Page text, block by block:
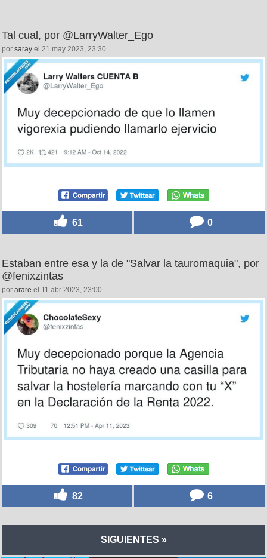
Tal cual, por @LarryWalter_Ego
por saray el 21 may 2023, 23:30
61 0
Estaban entre esa y la de "Salvar la tauromaquia", por
@fenixzintas
por arare el 11 abr 2023, 23:00
82 6
SIGUIENTES »